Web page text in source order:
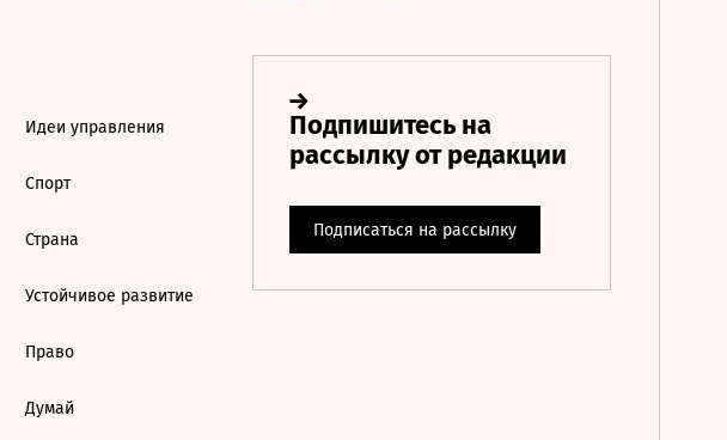
Идеи управления
Спорт
Страна
Устойчивое развитие
Право
Думай